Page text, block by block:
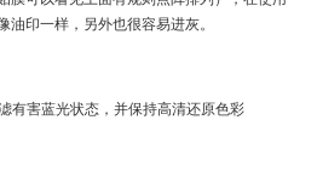
油印一样，另外也很容易进灰。